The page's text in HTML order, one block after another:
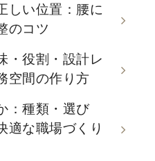
しい位置：腰に
のコツ
・役割・設計レ
空間の作り方
：種類・選び
適な職場づくり